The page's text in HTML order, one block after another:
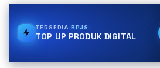
TERSEDIAPAKET DATA
TOP UP PRODUK DIGITAL